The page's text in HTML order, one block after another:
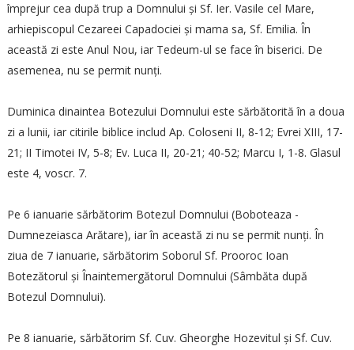
împrejur cea după trup a Domnului și Sf. Ier. Vasile cel Mare,
arhiepiscopul Cezareei Capadociei și mama sa, Sf. Emilia. În
această zi este Anul Nou, iar Tedeum-ul se face în biserici. De
asemenea, nu se permit nunți.
Duminica dinaintea Botezului Domnului este sărbătorită în a doua
zi a lunii, iar citirile biblice includ Ap. Coloseni II, 8-12; Evrei XIII, 17-
21; II Timotei IV, 5-8; Ev. Luca II, 20-21; 40-52; Marcu I, 1-8. Glasul
este 4, voscr. 7.
Pe 6 ianuarie sărbătorim Botezul Domnului (Boboteaza -
Dumnezeiasca Arătare), iar în această zi nu se permit nunți. În
ziua de 7 ianuarie, sărbătorim Soborul Sf. Prooroc Ioan
Botezătorul și Înaintemergătorul Domnului (Sâmbăta după
Botezul Domnului).
Pe 8 ianuarie, sărbătorim Sf. Cuv. Gheorghe Hozevitul și Sf. Cuv.